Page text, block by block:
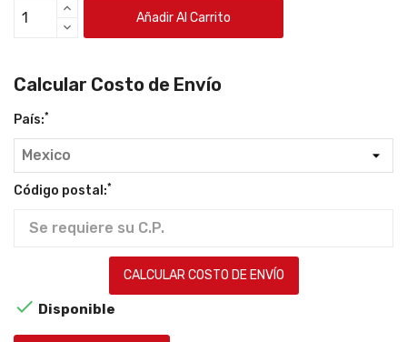
Añadir Al Carrito
Calcular Costo de Envío
País:*
Código postal:*
CALCULAR COSTO DE ENVÍO
 Disponible